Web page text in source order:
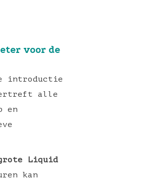
voor de
introductie
alle
en
Liquid
kan